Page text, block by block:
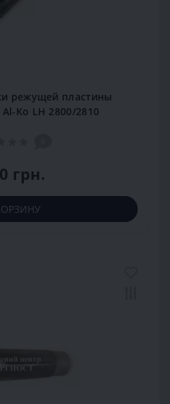
режущей пластины
Ko LH 2800/2810
грн.